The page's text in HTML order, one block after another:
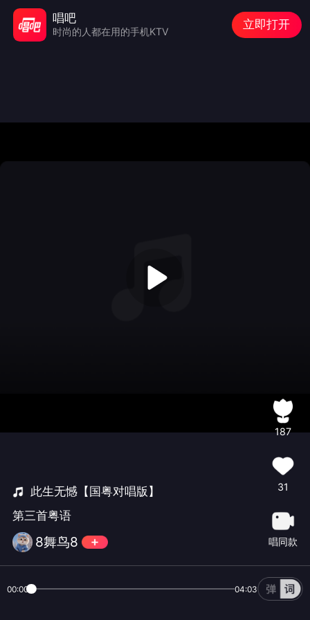
此生无憾【国粤对唱版】
第三首粤语
8舞鸟8
187
31
唱同款
00:00 04:03
唱吧
时尚的人都在用的手机KTV
立即打开